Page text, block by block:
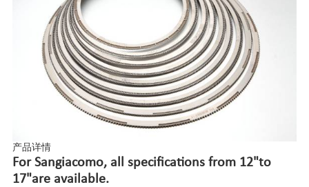
产品详情
For Sangiacomo, all specifications from 12"to
17"are available.